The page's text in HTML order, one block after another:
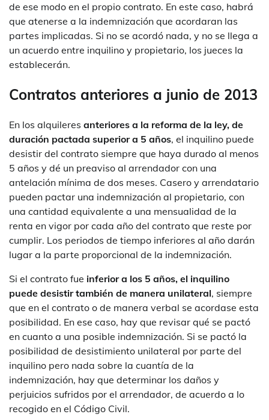
de ese modo en el propio contrato. En este caso, habrá
que atenerse a la indemnización que acordaran las
partes implicadas. Si no se acordó nada, y no se llega a
un acuerdo entre inquilino y propietario, los jueces la
establecerán.
Contratos anteriores a junio de 2013
En los alquileres anteriores a la reforma de la ley, de
duración pactada superior a 5 años, el inquilino puede
desistir del contrato siempre que haya durado al menos
5 años y dé un preaviso al arrendador con una
antelación mínima de dos meses. Casero y arrendatario
pueden pactar una indemnización al propietario, con
una cantidad equivalente a una mensualidad de la
renta en vigor por cada año del contrato que reste por
cumplir. Los periodos de tiempo inferiores al año darán
lugar a la parte proporcional de la indemnización.
Si el contrato fue inferior a los 5 años, el inquilino
puede desistir también de manera unilateral, siempre
que en el contrato o de manera verbal se acordase esta
posibilidad. En ese caso, hay que revisar qué se pactó
en cuanto a una posible indemnización. Si se pactó la
posibilidad de desistimiento unilateral por parte del
inquilino pero nada sobre la cuantía de la
indemnización, hay que determinar los daños y
perjuicios sufridos por el arrendador, de acuerdo a lo
recogido en el Código Civil.